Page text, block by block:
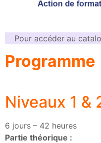
Pour accéder au
Programme
Niveaux 1 &
6 jours – 42 heures
Partie théorique :